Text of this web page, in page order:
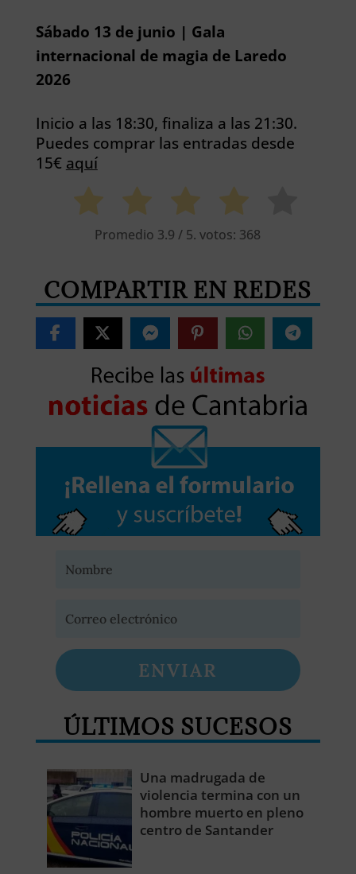
Sábado 13 de junio | Gala
internacional de magia de Laredo
2026
Inicio a las 18:30, finaliza a las 21:30.
Puedes comprar las entradas desde
15€ aquí
Promedio 3.9 / 5. votos: 368
COMPARTIR EN REDES
ENVIAR
ÚLTIMOS SUCESOS
Una madrugada de
violencia termina con un
hombre muerto en pleno
centro de Santander